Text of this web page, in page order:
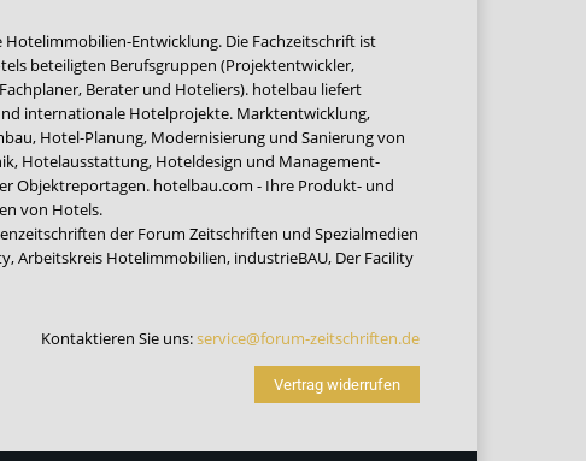
Entwicklung. Die Fachzeitschrift ist
beteiligten Berufsgruppen (Projektentwickler,
Berater und Hoteliers). hotelbau liefert
internationale Hotelprojekte. Marktentwicklung,
Hotel-Planung, Modernisierung und Sanierung von
Hotelausstattung, Hoteldesign und Management-
Objektreportagen. hotelbau.com - Ihre Produkt- und
von Hotels.
der Forum Zeitschriften und Spezialmedien
,Arbeitskreis Hotelimmobilien, industrieBAU, Der Facility
Kontaktieren Sie uns:service@forum-zeitschriften.de
Vertrag widerrufen